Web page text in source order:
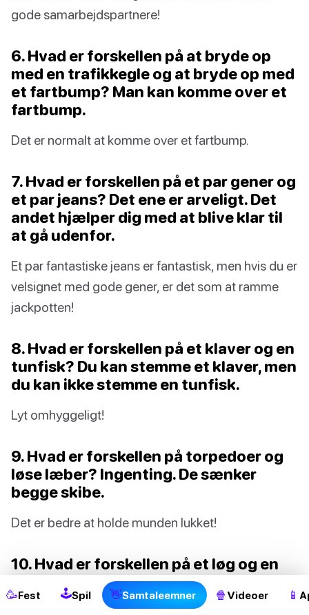
gode samarbejdspartnere!
6. Hvad er forskellen på at bryde op
med en trafikkegle og at bryde op med
et fartbump? Man kan komme over et
fartbump.
Det er normalt at komme over et fartbump.
7. Hvad er forskellen på et par gener og
et par jeans? Det ene er arveligt. Det
andet hjælper dig med at blive klar til
at gå udenfor.
Et par fantastiske jeans er fantastisk, men hvis du er
velsignet med gode gener, er det som at ramme
jackpotten!
8. Hvad er forskellen på et klaver og en
tunfisk? Du kan stemme et klaver, men
du kan ikke stemme en tunfisk.
Lyt omhyggeligt!
9. Hvad er forskellen på torpedoer og
løse læber? Ingenting. De sænker
begge skibe.
Det er bedre at holde munden lukket!
10. Hvad er forskellen på et løg og en
harmonika? Ingen græder, når man
skærer en harmonika i stykker!
🥳Fest 🕹Spil 👋Samtaleemner 🍿 Videoer 📱